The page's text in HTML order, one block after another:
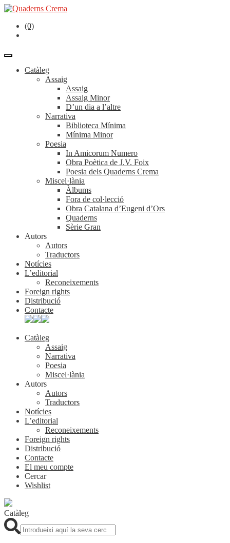
(0)
Catàleg
Assaig
Assaig
Assaig Minor
D’un dia a l’altre
Narrativa
Biblioteca Mínima
Mínima Minor
Poesia
In Amicorum Numero
Obra Poètica de J.V. Foix
Poesia dels Quaderns Crema
Miscel·lània
Àlbums
Fora de col·lecció
Obra Catalana d’Eugeni d’Ors
Quaderns
Sèrie Gran
Autors
Autors
Traductors
Notícies
L’editorial
Reconeixements
Foreign rights
Distribució
Contacte
Catàleg
Assaig
Narrativa
Poesia
Miscel·lània
Autors
Autors
Traductors
Notícies
L’editorial
Reconeixements
Foreign rights
Distribució
Contacte
El meu compte
Cercar
Wishlist
Catàleg